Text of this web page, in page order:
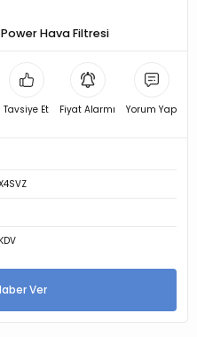
Hava Filtresi
Tavsiye Et Fiyat Alarmı Yorum Yap
Ver